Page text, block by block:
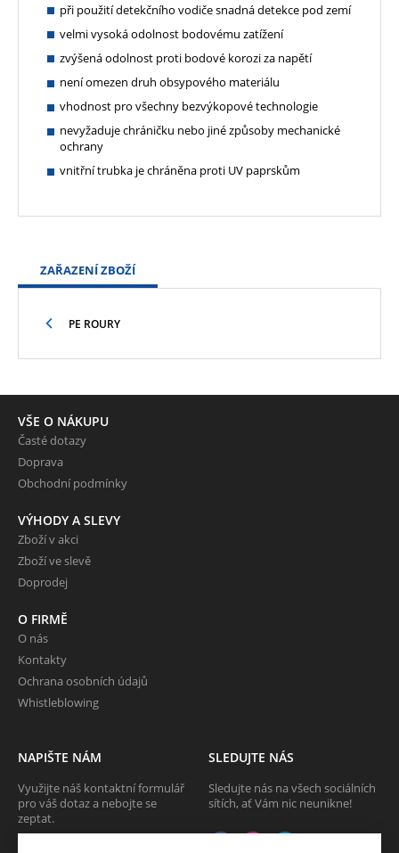
při použití detekčního vodiče snadná detekce pod zemí
velmi vysoká odolnost bodovému zatížení
zvýšená odolnost proti bodové korozi za napětí
není omezen druh obsypového materiálu
vhodnost pro všechny bezvýkopové technologie
nevyžaduje chráničku nebo jiné způsoby mechanické
ochrany
vnitřní trubka je chráněna proti UV paprskům
ZAŘAZENÍ ZBOŽÍ
PE ROURY
VŠE O NÁKUPU
Časté dotazy
Doprava
Obchodní podmínky
VÝHODY A SLEVY
Zboží v akci
Zboží ve slevě
Doprodej
O FIRMĚ
O nás
Kontakty
Ochrana osobních údajů
Whistleblowing
NAPIŠTE NÁM
Využijte náš kontaktní formulář
pro váš dotaz a nebojte se
zeptat.
SLEDUJTE NÁS
Sledujte nás na všech sociálních
sítích, ať Vám nic neunikne!